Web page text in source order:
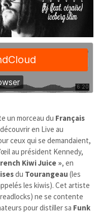
un morceau du Français
en Live au
ceux qui se demandaient,
au président Kennedy,
Kiwi Juice », en
du Tourangeau (les
les kiwis). Cet artiste
ne se contente
pour distiller sa Funk